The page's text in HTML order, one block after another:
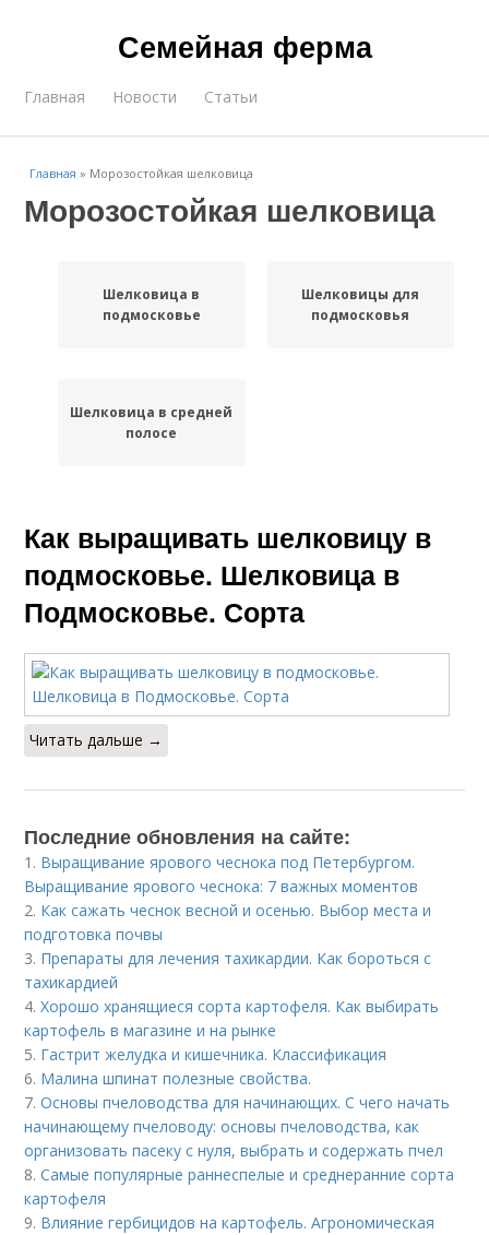
Семейная ферма
Главная Новости Статьи
Главная » Морозостойкая шелковица
Морозостойкая шелковица
Шелковица в
подмосковье
Шелковицы для
подмосковья
Шелковица в средней
полосе
Как выращивать шелковицу в
подмосковье. Шелковица в
Подмосковье. Сорта
Читать дальше →
Последние обновления на сайте:
1. Выращивание ярового чеснока под Петербургом.
Выращивание ярового чеснока: 7 важных моментов
2. Как сажать чеснок весной и осенью. Выбор места и
подготовка почвы
3. Препараты для лечения тахикардии. Как бороться с
тахикардией
4.Хорошо хранящиеся сорта картофеля. Как выбирать
картофель в магазине и на рынке
5. Гастрит желудка и кишечника. Классификация
6. Малина шпинат полезные свойства.
7.Основы пчеловодства для начинающих. С чего начать
начинающему пчеловоду: основы пчеловодства, как
организовать пасеку с нуля, выбрать и содержать пчел
8.Cамые популярные раннеспелые и среднеранние сорта
картофеля
9. Влияние гербицидов на картофель. Агрономическая